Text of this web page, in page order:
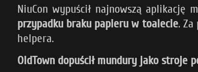
NiuCon wypuścił najnowszą
przypadku braku papieru w toalecie. Za
helpera.
OldTown dopuścił mundury jako stroje